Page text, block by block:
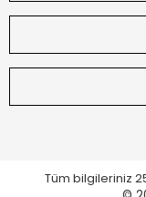
Tüm bilgileriniz